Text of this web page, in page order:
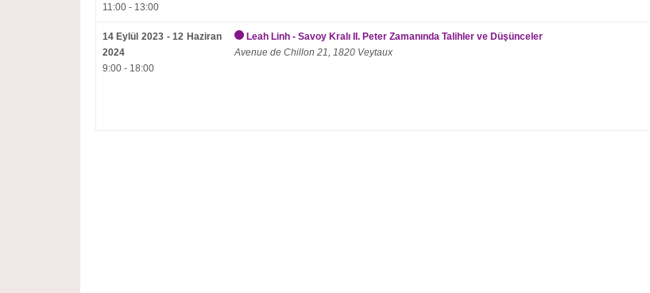
11:00 - 13:00
14 Eylül 2023 - 12 Haziran
2024
9:00 - 18:00
Leah Linh - Savoy Kralı II. Peter Zamanında Talihler ve Düşünceler
Avenue de Chillon 21, 1820 Veytaux